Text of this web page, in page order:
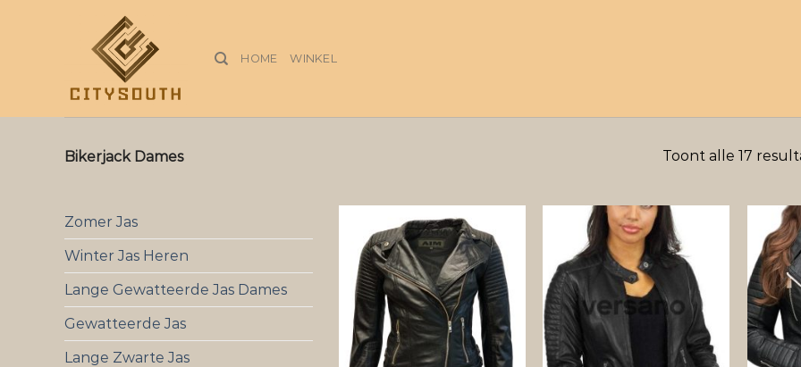
HOME WINKEL
Bikerjack Dames Toont alle 17
Zomer Jas
Winter Jas Heren
Lange Gewatteerde Jas Dames
Gewatteerde Jas
Lange Zwarte Jas